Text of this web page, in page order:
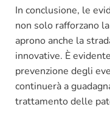
In conclusione, le
non solo rafforzano
aprono anche la
innovative. È
prevenzione degli
continuerà a
trattamento delle